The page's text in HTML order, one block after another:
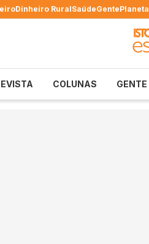
Dinheiro RuralSaúdeGentePlaneta
COLUNAS GENTE